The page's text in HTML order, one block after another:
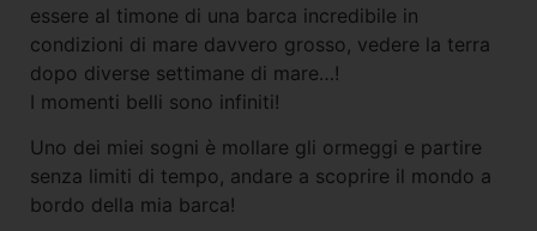
essere al timone di una barca incredibile in
condizioni di mare davvero grosso, vedere la terra
dopo diverse settimane di mare…!
I momenti belli sono infiniti!
Uno dei miei sogni è mollare gli ormeggi e partire
senza limiti di tempo, andare a scoprire il mondo a
bordo della mia barca!